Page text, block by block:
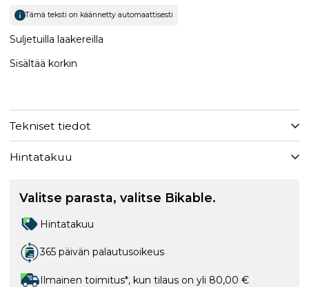
Tämä teksti on käännetty automaattisesti
Suljetuilla laakereilla
Sisältää korkin
Tekniset tiedot
Hintatakuu
Valitse parasta, valitse Bikable.
Hintatakuu
365 päivän palautusoikeus
Ilmainen toimitus*, kun tilaus on yli 80,00 €